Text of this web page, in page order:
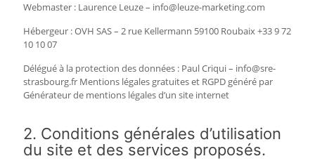
Webmaster : Laurence Leuze – info@leuze-marketing.com
Hébergeur : OVH SAS – 2 rue Kellermann 59100 Roubaix +33 9 72
10 10 07
Délégué à la protection des données : Paul Criqui – info@sre-
strasbourg.fr Mentions légales gratuites et RGPD généré par
Générateur de mentions légales d’un site internet
2. Conditions générales d’utilisation
du site et des services proposés.